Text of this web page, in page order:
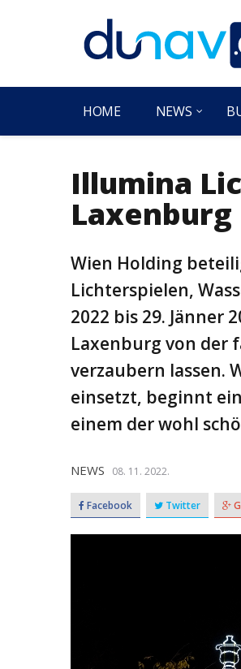
HOME NEWS
Illumina
Laxenburg
Wien Holding
Lichterspielen,
2022 bis 29. Jänner
Laxenburg von der
verzaubern lassen.
einsetzt, beginnt
einem der wohl
NEWS 08. 11. 2022.
Facebook Twitter